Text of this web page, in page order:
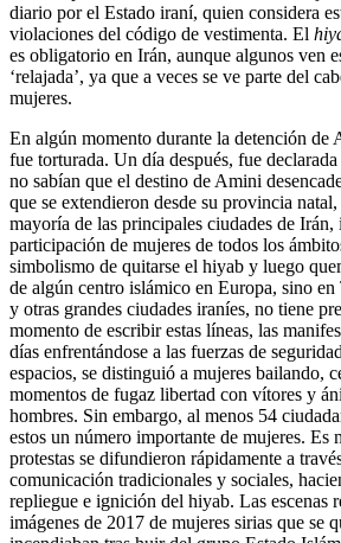
diario por el Estado iraní, quien considera
violaciones del código de vestimenta. El
es obligatorio en Irán, aunque algunos ven
‘relajada’, ya que a veces se ve parte del
mujeres.
En algún momento durante la detención de
fue torturada. Un día después, fue
no sabían que el destino de Amini
que se extendieron desde su provincia
mayoría de las principales ciudades de
participación de mujeres de todos los
simbolismo de quitarse el hiyab y luego
de algún centro islámico en Europa, sino
y otras grandes ciudades iraníes, no tiene
momento de escribir estas líneas, las
días enfrentándose a las fuerzas de
espacios, se distinguió a mujeres bailando,
momentos de fugaz libertad con vítores y
hombres. Sin embargo, al menos 54
estos un número importante de mujeres. Es
protestas se difundieron rápidamente a
comunicación tradicionales y sociales,
repliegue e ignición del hiyab. Las escenas
imágenes de 2017 de mujeres sirias que se